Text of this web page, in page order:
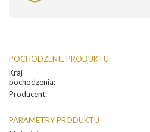
POCHODZENIE PRODUKTU
Kraj
pochodzenia:
Producent:
PARAMETRY PRODUKTU